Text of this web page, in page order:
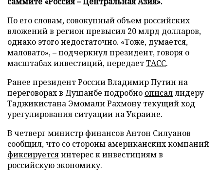
По его словам, совокупный объем российских
вложений в регион превысил 20 млрд долларов,
однако этого недостаточно. «Тоже, думается,
маловато», – подчеркнул президент, говоря о
масштабах инвестиций, передаетТАСС.
Ранее президент России Владимир Путин на
переговорах в Душанбе подробно описаллидеру
Таджикистана Эмомали Рахмону текущий ход
урегулирования ситуации на Украине.
В четверг министр финансов Антон Силуанов
сообщил, что со стороны американских компаний
фиксируетсяинтерес к инвестициям в
российскую экономику.